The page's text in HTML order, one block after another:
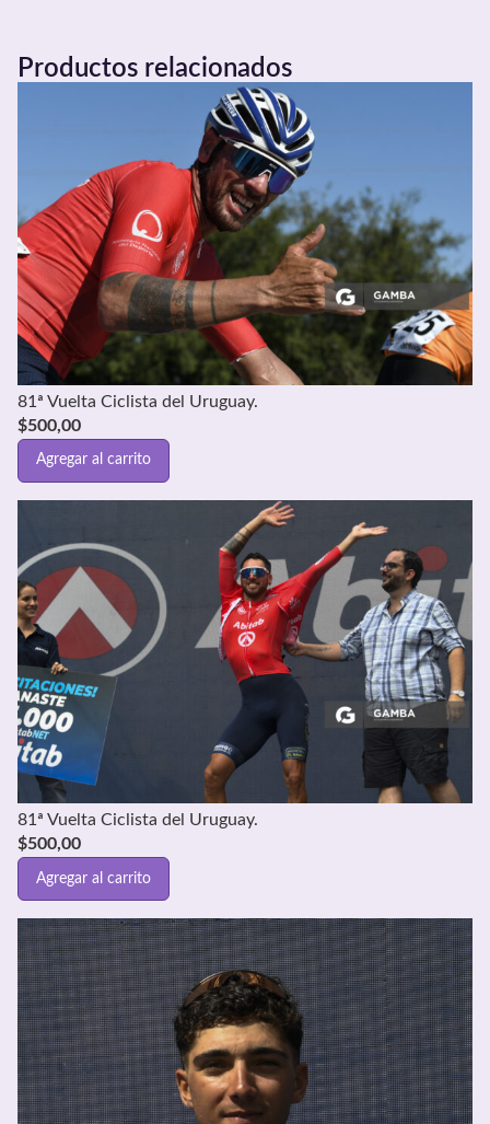
Productos relacionados
81ª Vuelta Ciclista del Uruguay.
$500,00
Agregar al carrito
81ª Vuelta Ciclista del Uruguay.
$500,00
Agregar al carrito